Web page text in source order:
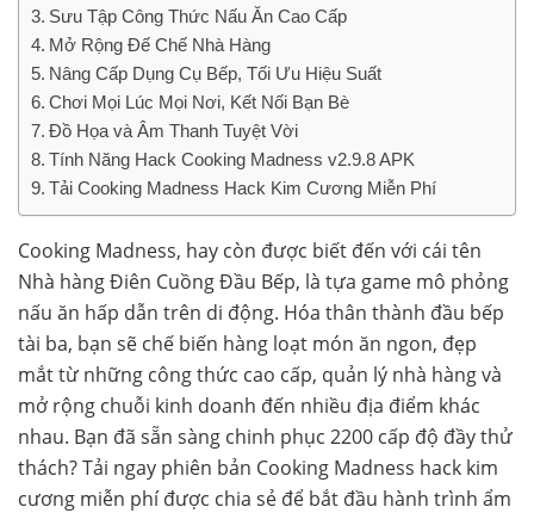
Sưu Tập Công Thức Nấu Ăn Cao Cấp
Mở Rộng Đế Chế Nhà Hàng
Nâng Cấp Dụng Cụ Bếp, Tối Ưu Hiệu Suất
Chơi Mọi Lúc Mọi Nơi, Kết Nối Bạn Bè
Đồ Họa và Âm Thanh Tuyệt Vời
Tính Năng Hack Cooking Madness v2.9.8 APK
Tải Cooking Madness Hack Kim Cương Miễn Phí
Cooking Madness, hay còn được biết đến với cái tên
Nhà hàng Điên Cuồng Đầu Bếp, là tựa game mô phỏng
nấu ăn hấp dẫn trên di động. Hóa thân thành đầu bếp
tài ba, bạn sẽ chế biến hàng loạt món ăn ngon, đẹp
mắt từ những công thức cao cấp, quản lý nhà hàng và
mở rộng chuỗi kinh doanh đến nhiều địa điểm khác
nhau. Bạn đã sẵn sàng chinh phục 2200 cấp độ đầy thử
thách? Tải ngay phiên bản Cooking Madness hack kim
cương miễn phí được chia sẻ để bắt đầu hành trình ẩm